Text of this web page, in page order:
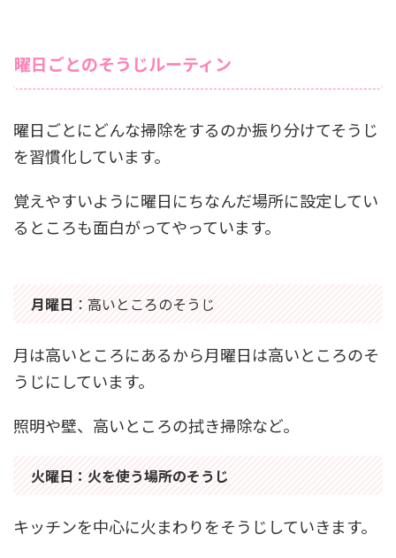
曜日ごとのそうじルーティン
曜日ごとにどんな掃除をするのか振り分けてそうじ
を習慣化しています。
覚えやすいように曜日にちなんだ場所に設定してい
るところも面白がってやっています。
月曜日 ：高いところのそうじ
月は高いところにあるから月曜日は高いところのそ
うじにしています。
照明や壁、高いところの拭き掃除など。
火曜日：火を使う場所のそうじ
キッチンを中心に火まわりをそうじしていきます。